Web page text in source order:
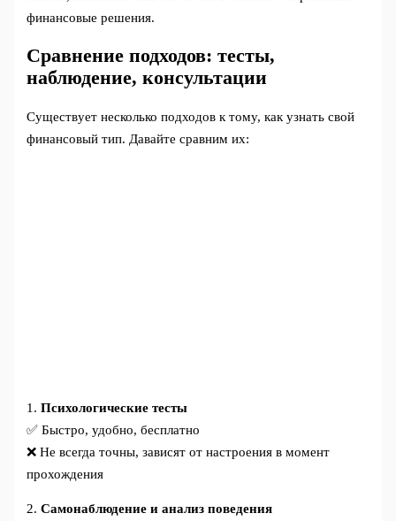
финансовые решения.
Сравнение подходов: тесты,
наблюдение, консультации
Существует несколько подходов к тому, как узнать свой
финансовый тип. Давайте сравним их:
1.Психологические тесты
✅ Быстро, удобно, бесплатно
❌ Не всегда точны, зависят от настроения в момент
прохождения
2.Самонаблюдение и анализ поведения